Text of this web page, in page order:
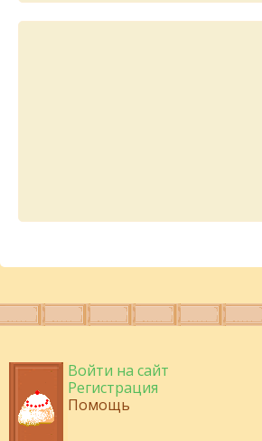
Войти на сайт
Регистрация
Помощь